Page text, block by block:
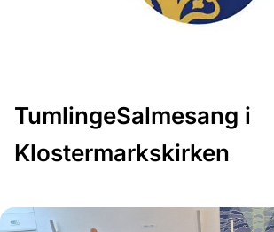
TumlingeSalmesang i
Klostermarkskirken